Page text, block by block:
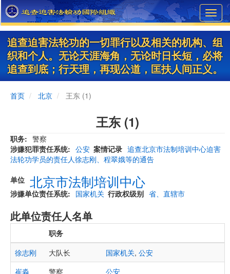
Skip
to
main
content
追查迫害法轮功的一切罪行以及相关的机构、组
织和个人。无论天涯海角，无论时日长短，必将
追查到底；行天理，再现公道，匡扶人间正义。
首页 北京 王东 (1)
王东 (1)
职务
警察
涉嫌犯罪责任系统
公安 案情记录 追查北京市法制培训中心迫害
法轮功学员的责任人徐志刚、程翠娥等的通告
单位 北京市法制培训中心
涉嫌单位责任系统 国家机关 行政权级别 省、直辖市
此单位责任人名单
职务
徐志刚
大队长 国家机关, 公安
崔淼
警察
公安